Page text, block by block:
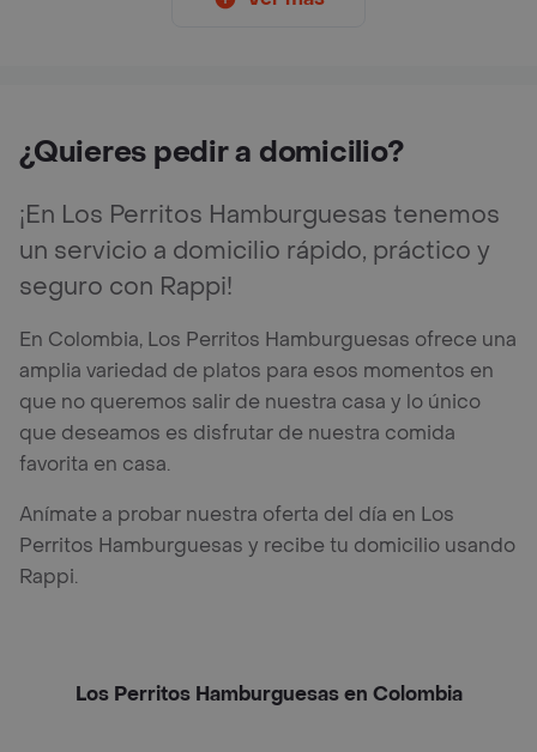
¿Quieres pedir a domicilio?
¡En Los Perritos Hamburguesas tenemos
un servicio a domicilio rápido, práctico y
seguro con Rappi!
En Colombia, Los Perritos Hamburguesas ofrece una
amplia variedad de platos para esos momentos en
que no queremos salir de nuestra casa y lo único
que deseamos es disfrutar de nuestra comida
favorita en casa.
Anímate a probar nuestra oferta del día en Los
Perritos Hamburguesas y recibe tu domicilio usando
Rappi.
Los Perritos Hamburguesas en Colombia